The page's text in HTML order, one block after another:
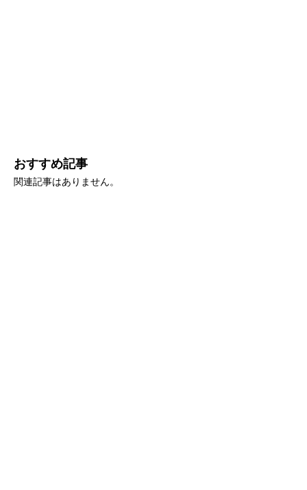
おすすめ記事
関連記事はありません。